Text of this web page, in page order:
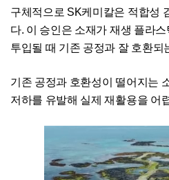
구체적으로 SK케미칼은 적합성
다. 이 승인은 소재가 재생 플라
투입될 때 기존 공정과 잘 호환되
기존 공정과 호환성이 떨어지는
저하를 유발해 실제 재활용을 어